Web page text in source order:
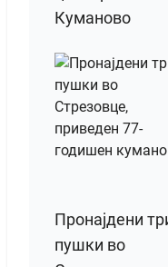
Куманово
Пронајдени
пушки во